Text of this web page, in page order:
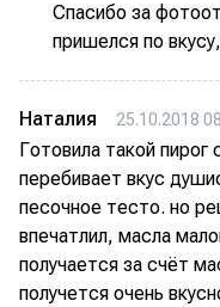
Спасибо за
пришелся по
Наталия 25.10.2018
Готовила такой
перебивает вкус
песочное тесто. но
впечатлил, масла
получается за счёт
получется очень